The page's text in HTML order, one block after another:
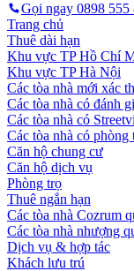
Gọi ngay 0898 555
Trang chủ
Thuê dài hạn
Khu vực TP Hồ Chí
Khu vực TP Hà Nội
Các tòa nhà mới xác
Các tòa nhà có đánh
Các tòa nhà có
Các tòa nhà có phòng
Căn hộ chung cư
Căn hộ dịch vụ
Phòng trọ
Thuê ngắn hạn
Các tòa nhà Cozrum
Các tòa nhà nhượng
Dịch vụ & hợp tác
Khách lưu trú